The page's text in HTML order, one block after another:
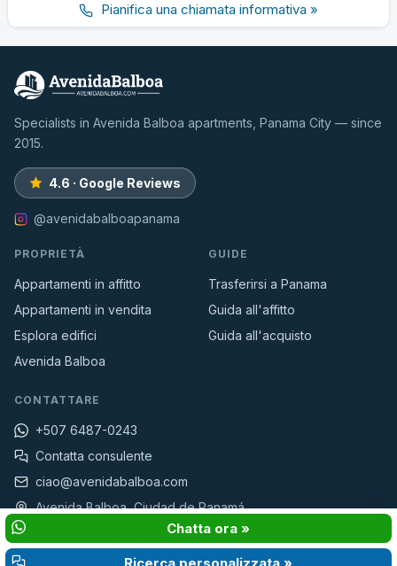
Chatta ora »
Pianifica una chiamata informativa »
Specialists in Avenida Balboa apartments, Panama City — since
2015.
4.6 · Google Reviews
@avenidabalboapanama
PROPRIETÀ
Appartamenti in affitto
Appartamenti in vendita
Esplora edifici
Avenida Balboa
GUIDE
Trasferirsi a Panama
Guida all'affitto
Guida all'acquisto
CONTATTARE
+507 6487-0243
Contatta consulente
ciao@avenidabalboa.com
Avenida Balboa, Ciudad de Panamá
© 2026 AvenidaBalboa.com · Proprietà & Immobili ·Privacidad